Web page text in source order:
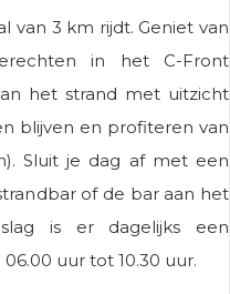
van 3 km rijdt. Geniet van
in het C-Front
het strand met uitzicht
blijven en profiteren van
Sluit je dag af met een
of de bar aan het
is er dagelijks een
uur tot 10.30 uur.